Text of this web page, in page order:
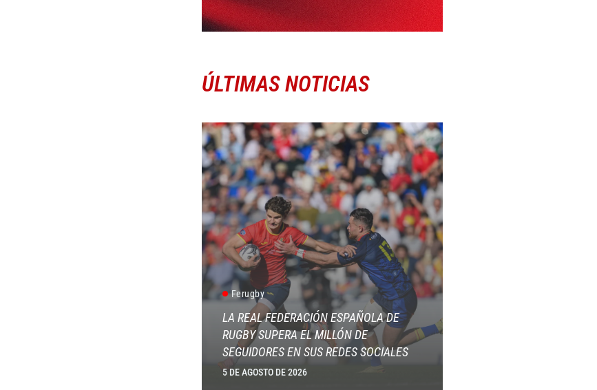
ÚLTIMAS NOTICIAS
Ferugby
LA REAL FEDERACIÓN ESPAÑOLA DE
RUGBY SUPERA EL MILLÓN DE
SEGUIDORES EN SUS REDES SOCIALES
5 DE AGOSTO DE 2026